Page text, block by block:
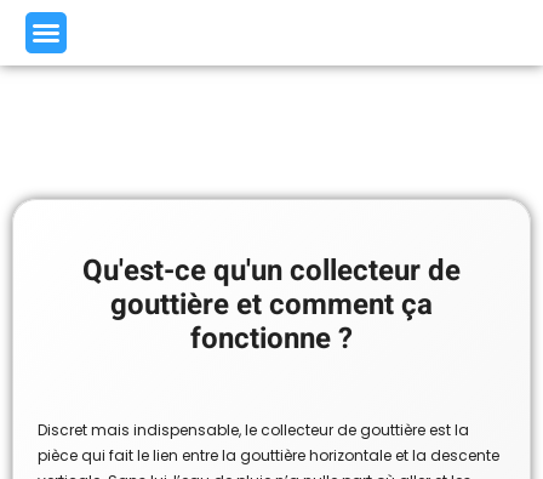
Qu'est-ce qu'un collecteur de
gouttière et comment ça
fonctionne ?
Discret mais indispensable, le collecteur de gouttière est la
pièce qui fait le lien entre la gouttière horizontale et la descente